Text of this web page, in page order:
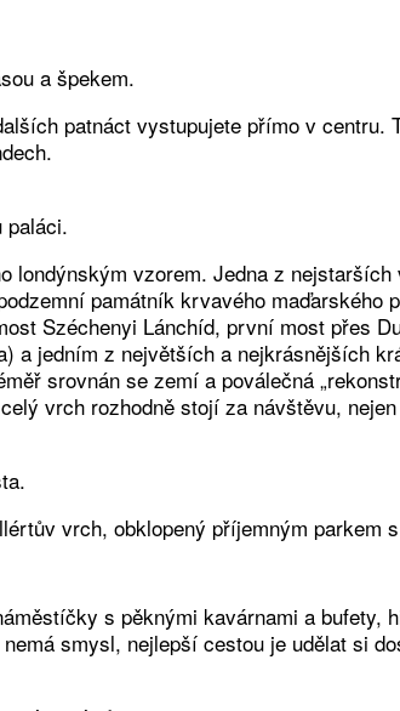
a špekem.
patnáct vystupujete přímo v
paláci.
vzorem. Jedna z
památník krvavého
Széchenyi Lánchíd, první most přes
a jedním z největších a nejkrásnějších
srovnán se zemí a poválečná
vrch rozhodně stojí za návštěvu,
vrch, obklopený příjemným parkem
s pěknými kavárnami a
smysl, nejlepší cestou je udělat si